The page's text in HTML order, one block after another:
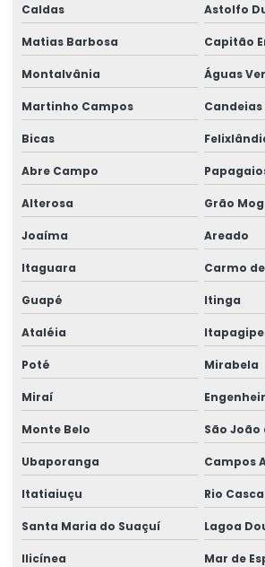
Trilhos para pontes rolantes
Trilhos de rolamento para pontes rolantes
Trole Elétrico
Trole Elétrico Para Produção E Montagem
Trole Motorizado Para Talha
Venda de peças para pontes rolantes
Venda de talha cabo de aço
Venda de talha elétrica para usina
Caldas Astolfo
Matias Barbosa Capitão
Montalvânia Águas
Martinho Campos Candeias
Bicas
Abre Campo
Alterosa Grão
Joaíma Areado
Itaguara Carmo
Guapé Itinga
Ataléia Itapagipe
Poté Mirabela
Miraí
Monte Belo São João
Ubaporanga Campos
Itatiaiuçu Rio Casca
Santa Maria do Suaçuí Lagoa
Ilicínea Mar de